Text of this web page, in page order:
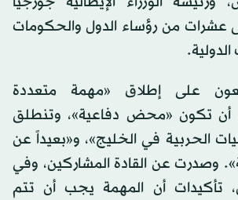
عشرات من رؤساء الدول والحكومات
على إطلاق «مهمة متعددة
أن تكون «محض دفاعية»، وتنطلق
الحربية في الخليج»، و«بعيداً عن
وصدرت عن القادة المشاركين، وفي
تأكيدات أن المهمة يجب أن تتم